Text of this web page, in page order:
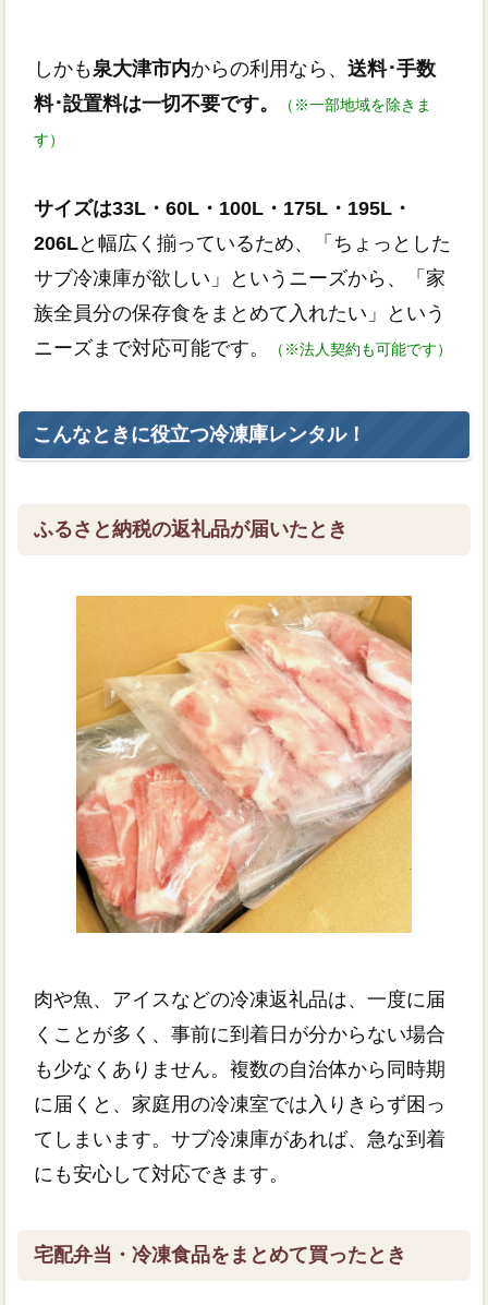
しかも泉大津市内からの利用なら、 送料･手数
料･設置料は一切不要です。
（※一部地域を除きま
す）
サイズは33L・60L・100L・175L・195L・
206Lと幅広く揃っているため、「ちょっとした
サブ冷凍庫が欲しい」というニーズから、「家
族全員分の保存食をまとめて入れたい」という
ニーズまで対応可能です。
（※法人契約も可能です）
こんなときに役立つ冷凍庫レンタル！
ふるさと納税の返礼品が届いたとき
肉や魚、アイスなどの冷凍返礼品は、一度に届
くことが多く、事前に到着日が分からない場合
も少なくありません。複数の自治体から同時期
に届くと、家庭用の冷凍室では入りきらず困っ
てしまいます。サブ冷凍庫があれば、急な到着
にも安心して対応できます。
宅配弁当・冷凍食品をまとめて買ったとき